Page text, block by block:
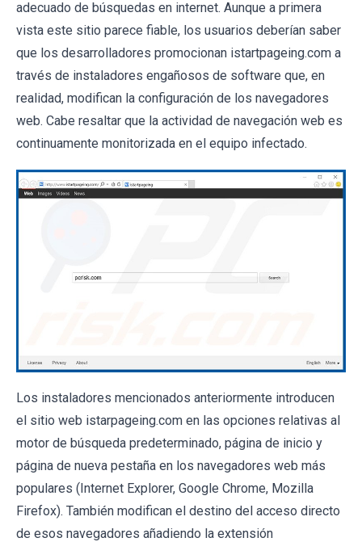
adecuado de búsquedas en internet. Aunque a primera
vista este sitio parece fiable, los usuarios deberían saber
que los desarrolladores promocionan istartpageing.com a
través de instaladores engañosos de software que, en
realidad, modifican la configuración de los navegadores
web. Cabe resaltar que la actividad de navegación web es
continuamente monitorizada en el equipo infectado.
Los instaladores mencionados anteriormente introducen
el sitio web istarpageing.com en las opciones relativas al
motor de búsqueda predeterminado, página de inicio y
página de nueva pestaña en los navegadores web más
populares (Internet Explorer, Google Chrome, Mozilla
Firefox). También modifican el destino del acceso directo
de esos navegadores añadiendo la extensión